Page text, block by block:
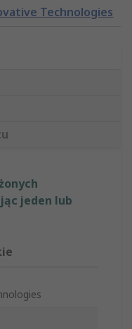
Technologies
jeden lub